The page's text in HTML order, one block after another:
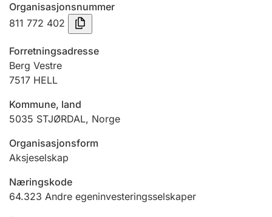
Tinglysing
Jeger
Ektepaktveileder
Offentlig sektor
Organisasjonsnummer
811 772 402
Forretningsadresse
Berg Vestre
7517 HELL
Kommune, land
5035 STJØRDAL, Norge
Organisasjonsform
Aksjeselskap
Næringskode
64.323 Andre egeninvesteringsselskaper